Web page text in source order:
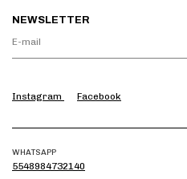
NEWSLETTER
Instagram Facebook
WHATSAPP
5548984732140